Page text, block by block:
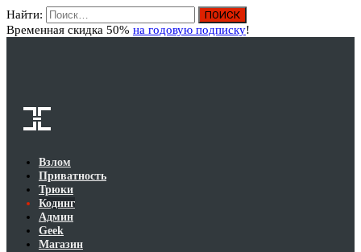
Найти:
Временная скидка 50% на годовую подписку!
Взлом
Приватность
Трюки
Кодинг
Админ
Geek
Магазин